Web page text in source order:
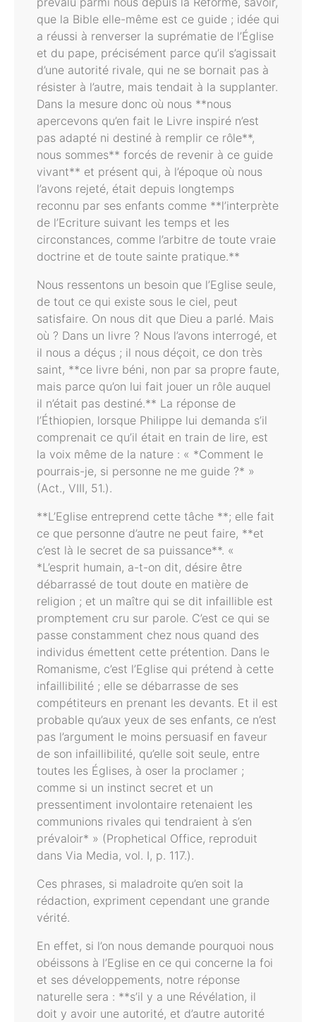
que la Bible elle-même est ce guide ; idée qui
a réussi à renverser la suprématie de l’Église
et du pape, précisément parce qu’il s’agissait
d’une autorité rivale, qui ne se bornait pas à
résister à l’autre, mais tendait à la supplanter.
Dans la mesure donc où nous **nous
apercevons qu’en fait le Livre inspiré n’est
pas adapté ni destiné à remplir ce rôle**,
nous sommes** forcés de revenir à ce guide
vivant** et présent qui, à l’époque où nous
l’avons rejeté, était depuis longtemps
reconnu par ses enfants comme **l’interprète
de l’Ecriture suivant les temps et les
circonstances, comme l’arbitre de toute vraie
doctrine et de toute sainte pratique.**
Nous ressentons un besoin que l’Eglise seule,
de tout ce qui existe sous le ciel, peut
satisfaire. On nous dit que Dieu a parlé. Mais
où ? Dans un livre ? Nous l’avons interrogé, et
il nous a déçus ; il nous déçoit, ce don très
saint, **ce livre béni, non par sa propre faute,
mais parce qu’on lui fait jouer un rôle auquel
il n’était pas destiné.** La réponse de
l’Éthiopien, lorsque Philippe lui demanda s’il
comprenait ce qu’il était en train de lire, est
la voix même de la nature : « *Comment le
pourrais-je, si personne ne me guide ?* »
(Act., VIII, 51.).
**L’Eglise entreprend cette tâche **; elle fait
ce que personne d’autre ne peut faire, **et
c’est là le secret de sa puissance**. «
*L’esprit humain, a-t-on dit, désire être
débarrassé de tout doute en matière de
religion ; et un maître qui se dit infaillible est
promptement cru sur parole. C’est ce qui se
passe constamment chez nous quand des
individus émettent cette prétention. Dans le
Romanisme, c’est l’Eglise qui prétend à cette
infaillibilité ; elle se débarrasse de ses
compétiteurs en prenant les devants. Et il est
probable qu’aux yeux de ses enfants, ce n’est
pas l’argument le moins persuasif en faveur
de son infaillibilité, qu’elle soit seule, entre
toutes les Églises, à oser la proclamer ;
comme si un instinct secret et un
pressentiment involontaire retenaient les
communions rivales qui tendraient à s’en
prévaloir* » (Prophetical Office, reproduit
dans Via Media, vol. I, p. 117.).
Ces phrases, si maladroite qu’en soit la
rédaction, expriment cependant une grande
vérité.
En effet, si l’on nous demande pourquoi nous
obéissons à l’Eglise en ce qui concerne la foi
et ses développements, notre réponse
naturelle sera : **s’il y a une Révélation, il
doit y avoir une autorité, et d’autre autorité